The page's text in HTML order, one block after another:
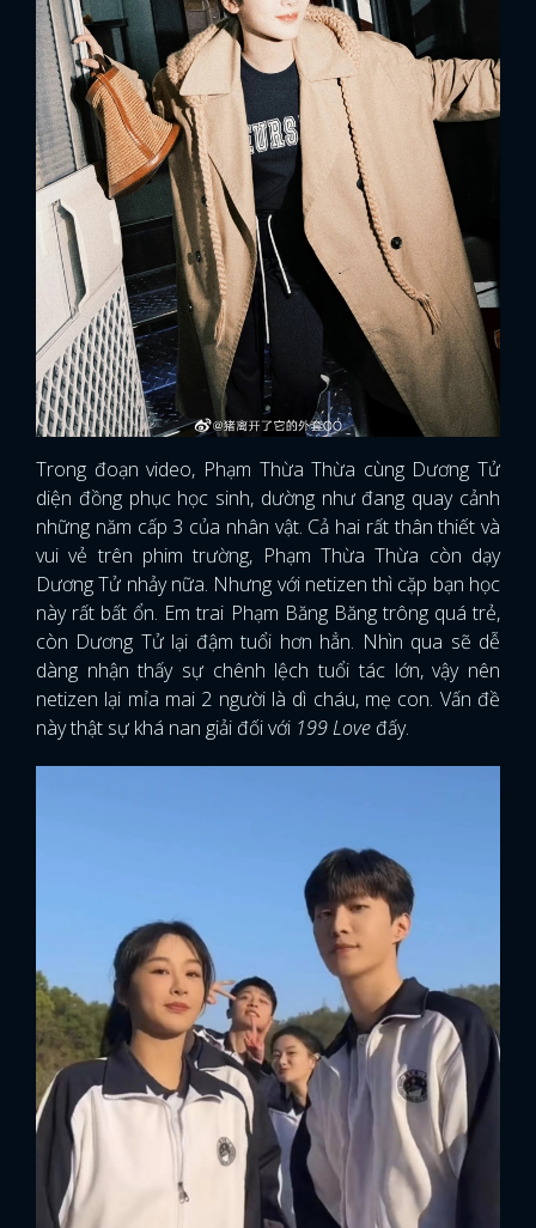
Trong đoạn video, Phạm Thừa Thừa cùng Dương Tử
diện đồng phục học sinh, dường như đang quay cảnh
những năm cấp 3 của nhân vật. Cả hai rất thân thiết và
vui vẻ trên phim trường, Phạm Thừa Thừa còn dạy
Dương Tử nhảy nữa. Nhưng với netizen thì cặp bạn học
này rất bất ổn. Em trai Phạm Băng Băng trông quá trẻ,
còn Dương Tử lại đậm tuổi hơn hẳn. Nhìn qua sẽ dễ
dàng nhận thấy sự chênh lệch tuổi tác lớn, vậy nên
netizen lại mỉa mai 2 người là dì cháu, mẹ con. Vấn đề
này thật sự khá nan giải đối với 199 Love đấy.